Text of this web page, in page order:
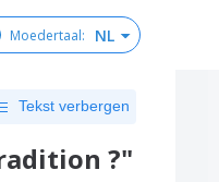
Moedertaal: NL
Tekst verbergen
?"